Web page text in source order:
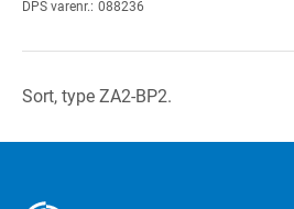
DPS varenr.: 088236
Sort, type ZA2-BP2.